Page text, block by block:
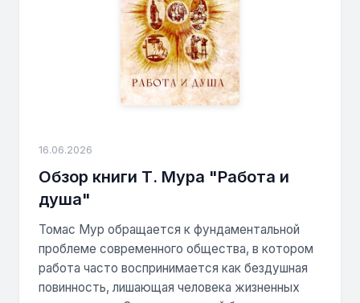
16.06.2026
Обзор книги Т. Мура "Работа и
душа"
Томас Мур обращается к фундаментальной
проблеме современного общества, в котором
работа часто воспринимается как бездушная
повинность, лишающая человека жизненных